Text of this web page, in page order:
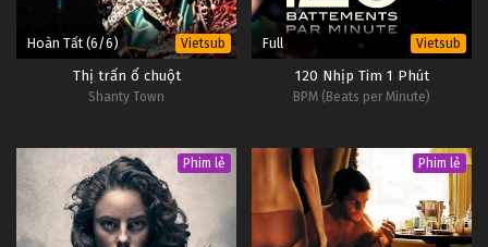
Hoàn Tất (6/6) Vietsub
Thị trấn ổ chuột
Shanty Town
Full Vietsub
120 Nhịp Tim 1 Phút
BPM (Beats per Minute)
Phim lẻ Phim lẻ